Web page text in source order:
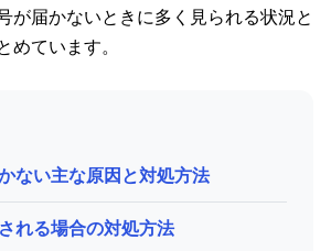
が届かないときに多く見られる状況と
めています。
ない主な原因と対処方法
れる場合の対処方法